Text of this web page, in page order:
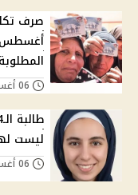
المطلوبة
ليست